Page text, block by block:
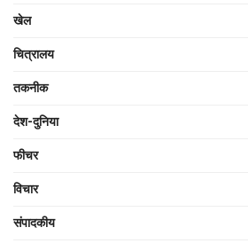
खेल
चित्रालय
तकनीक
देश-दुनिया
फीचर
विचार
संपादकीय